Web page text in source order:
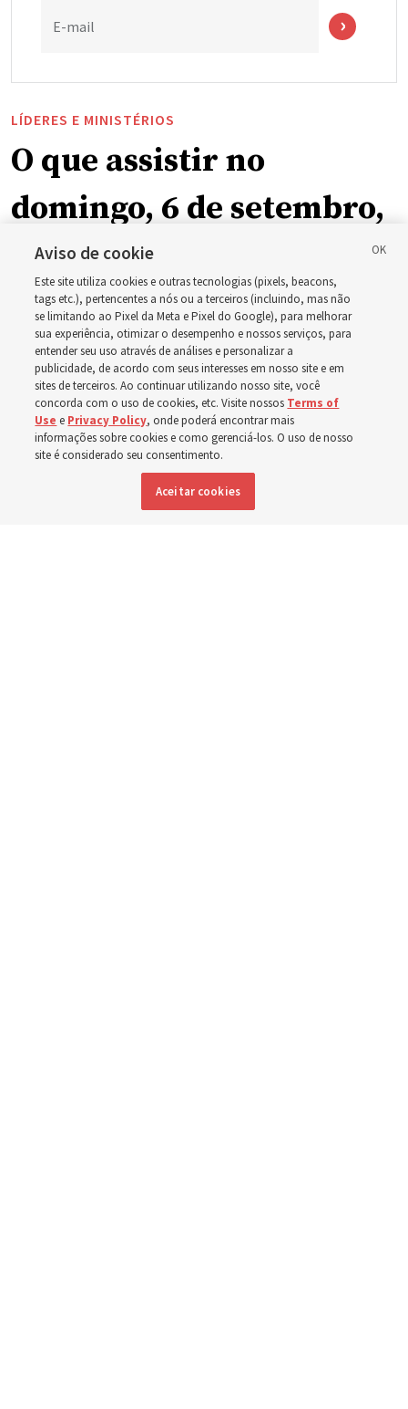
E-mail
LÍDERES E MINISTÉRIOS
O que assistir no
domingo, 6 de setembro,
como ala ou ramo, em
relação à nova
programação dominical
Os vídeos incluem instruções de Élder Bednar, Élder
Kearon e de outros líderes da Igreja
Aviso de cookie
Este site utiliza cookies e outras tecnologias (pixels, beacons,
tags etc.), pertencentes a nós ou a terceiros (incluindo, mas não
se limitando ao Pixel da Meta e Pixel do Google), para melhorar
sua experiência, otimizar o desempenho e nossos serviços, para
entender seu uso através de análises e personalizar a
publicidade, de acordo com seus interesses em nosso site e em
sites de terceiros. Ao continuar utilizando nosso site, você
concorda com o uso de cookies, etc. Visite nossos Terms of
Use e Privacy Policy, onde poderá encontrar mais
informações sobre cookies e como gerenciá-los. O uso de nosso
site é considerado seu consentimento.
Aceitar cookies